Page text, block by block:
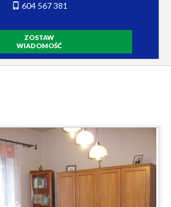
604 567 381
ZOSTAW
WIADOMOŚĆ